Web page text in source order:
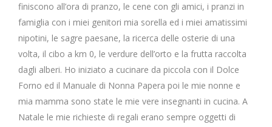
finiscono all’ora di pranzo, le cene con gli amici, i pranzi in
famiglia con i miei genitori mia sorella ed i miei amatissimi
nipotini, le sagre paesane, la ricerca delle osterie di una
volta, il cibo a km 0, le verdure dell’orto e la frutta raccolta
dagli alberi. Ho iniziato a cucinare da piccola con il Dolce
Forno ed il Manuale di Nonna Papera poi le mie nonne e
mia mamma sono state le mie vere insegnanti in cucina. A
Natale le mie richieste di regali erano sempre oggetti di